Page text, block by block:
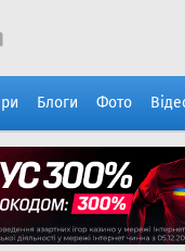
Блоги Фото